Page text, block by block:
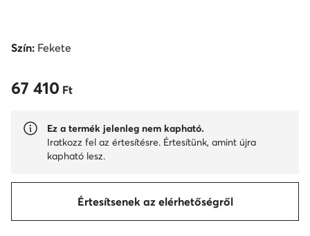
Szín: Fekete
67 410 Ft
67 410 Ft
Ez a termék jelenleg nem kapható.
Iratkozz fel az értesítésre. Értesítünk, amint újra
kapható lesz.
Értesítsenek az elérhetőségről